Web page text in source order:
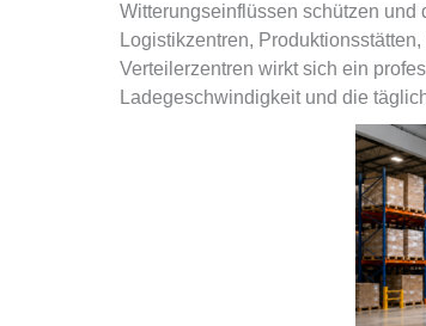
Witterungseinflüssen schützen und
Logistikzentren,
Verteilerzentren wirkt sich ein
Ladegeschwindigkeit und die